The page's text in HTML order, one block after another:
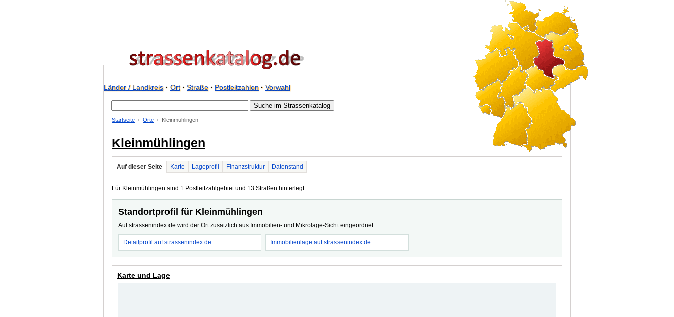
Länder / Landkreis· Ort· Straße· Postleitzahlen· Vorwahl
Startseite Orte Kleinmühlingen
Kleinmühlingen
Auf dieser Seite Karte Lageprofil Finanzstruktur Datenstand
Für Kleinmühlingen sind 1 Postleitzahlgebiet und 13 Straßen hinterlegt.
Standortprofil für Kleinmühlingen
Auf strassenindex.de wird der Ort zusätzlich aus Immobilien- und Mikrolage-Sicht eingeordnet.
Detailprofil auf strassenindex.de Immobilienlage auf strassenindex.de
Karte und Lage